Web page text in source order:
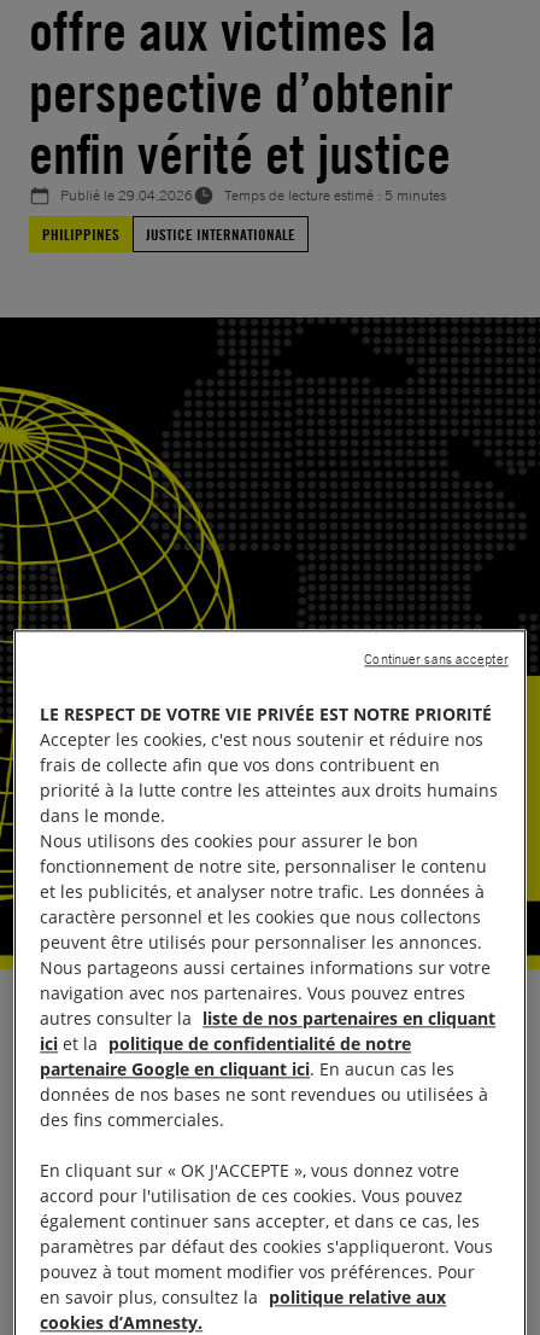
offre aux victimes la
perspective d’obtenir
enfin vérité et justice
Publié le29.04.2026
Temps de lecture estimé : 5 minutes
PHILIPPINES
JUSTICE INTERNATIONALE
En réaction à l’annonce de la Cour pénale
internationale (CPI) qui a confirmé toutes les
accusations de crimes contre l’humanité portées à
l’encontre de Rodrigo Duterte, ouvrant ainsi la voie à
d’Amnesty International Philippines, a déclaré :
« Les familles de victimes et les victimes de la
» guerre contre la drogue » attendent depuis bien
trop longtemps que justice leur soit rendue. La
LE RESPECT DE VOTRE VIE PRIVÉE EST NOTRE PRIORITÉ
Accepter les cookies, c'est nous soutenir et réduire nos
frais de collecte afin que vos dons contribuent en
priorité à la lutte contre les atteintes aux droits humains
dans le monde.
Nous utilisons des cookies pour assurer le bon
fonctionnement de notre site, personnaliser le contenu
et les publicités, et analyser notre trafic. Les données à
caractère personnel et les cookies que nous collectons
peuvent être utilisés pour personnaliser les annonces.
Nous partageons aussi certaines informations sur votre
navigation avec nos partenaires. Vous pouvez entres
autres consulter la liste de nos partenaires en cliquant
ici et la politique de confidentialité de notre
partenaire Google en cliquant ici. En aucun cas les
données de nos bases ne sont revendues ou utilisées à
des fins commerciales.
En cliquant sur « OK J'ACCEPTE », vous donnez votre
accord pour l'utilisation de ces cookies. Vous pouvez
également continuer sans accepter, et dans ce cas, les
paramètres par défaut des cookies s'appliqueront. Vous
pouvez à tout moment modifier vos préférences. Pour
en savoir plus, consultez la politique relative aux
cookies d’Amnesty.
Continuer sans accepter